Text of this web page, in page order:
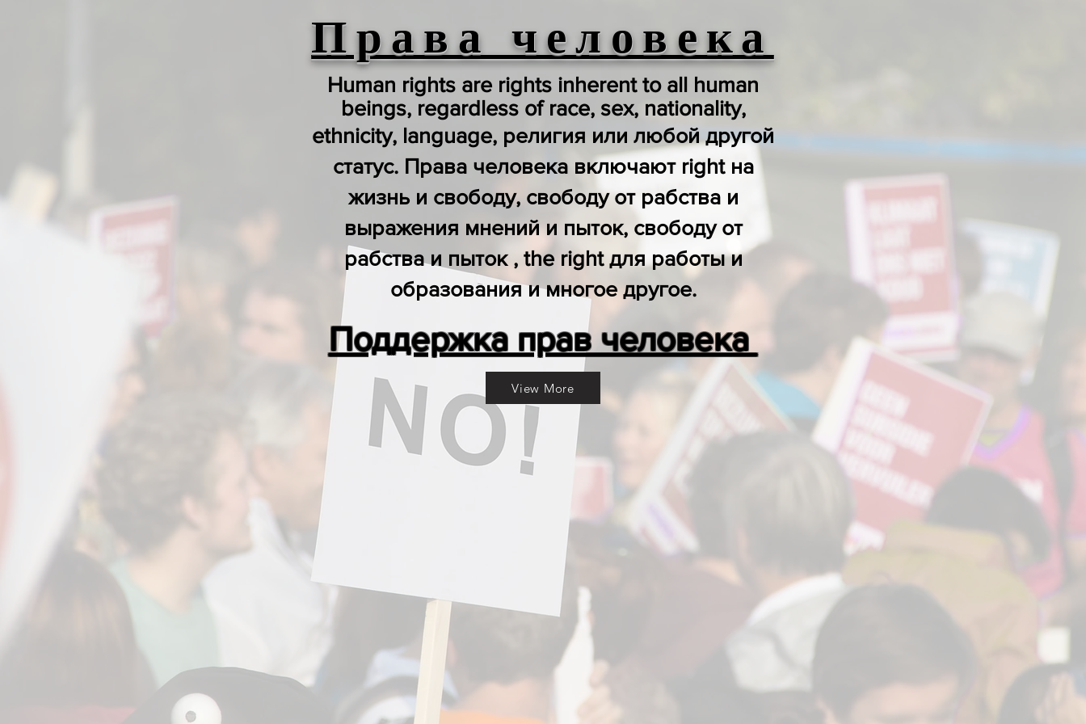
Права человека
Human rights are rights inherent to all human
beings, regardless of race, sex, nationality,
ethnicity, language, религия или любой другой
статус. Права человека включают right на
жизнь и свободу, свободу от рабства и
выражения мнений и пыток, свободу от
рабства и пыток , the right для работы и
образования и многое другое.
Поддержка прав человека
View More